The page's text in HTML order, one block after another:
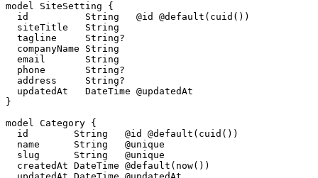
model SiteSetting {
}
model Category {